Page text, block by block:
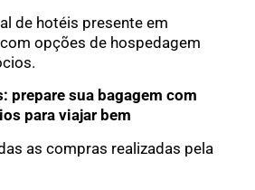
de hotéis presente em
opções de hospedagem
prepare sua bagagem com
para viajar bem
as compras realizadas pela